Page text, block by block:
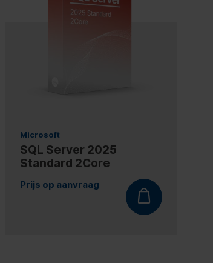
Microsoft
SQL Server 2025
Standard 2Core
Prijs op aanvraag